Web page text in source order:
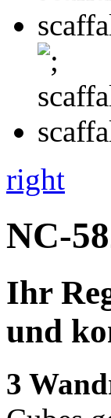
right
NC-
Ihr
und
3